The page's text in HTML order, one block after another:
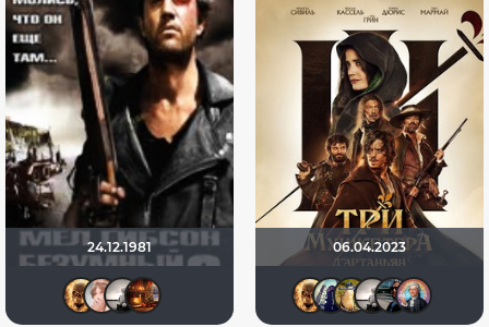
24.12.1981
Макс Бро
06.04.2023
Leksus81
umka27